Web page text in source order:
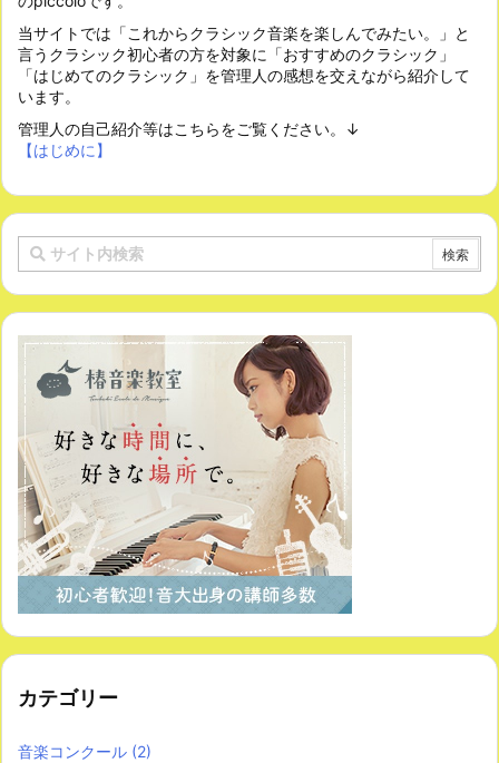
当サイトでは「これからクラシック音楽を楽しんでみたい。」と
言うクラシック初心者の方を対象に「おすすめのクラシック」
「はじめてのクラシック」を管理人の感想を交えながら紹介して
います。
管理人の自己紹介等はこちらをご覧ください。↓
【はじめに】
カテゴリー
音楽コンクール (2)